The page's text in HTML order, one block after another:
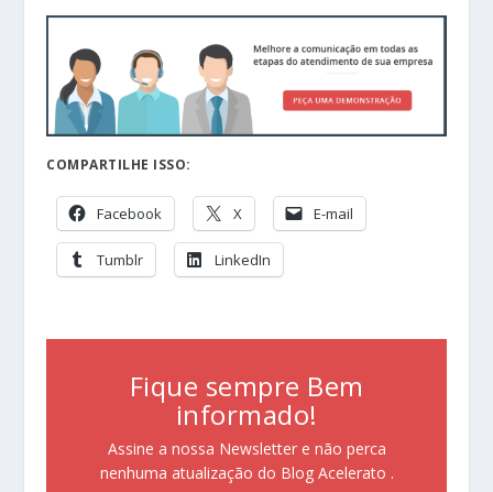
COMPARTILHE ISSO:
Facebook X E-mail
Tumblr LinkedIn
Fique sempre Bem
informado!
Assine a nossa Newsletter e não perca
nenhuma atualização do Blog Acelerato .